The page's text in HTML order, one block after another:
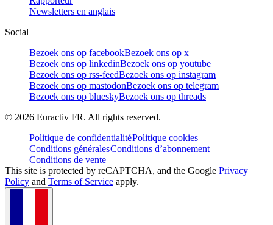
Newsletters en anglais
Social
Bezoek ons op facebookBezoek ons op x
Bezoek ons op linkedinBezoek ons op youtube
Bezoek ons op rss-feedBezoek ons op instagram
Bezoek ons op mastodonBezoek ons op telegram
Bezoek ons op blueskyBezoek ons op threads
© 2026 Euractiv FR. All rights reserved.
Politique de confidentialitéPolitique cookies
Conditions généralesConditions d’abonnement
Conditions de vente
This site is protected by reCAPTCHA, and the Google Privacy
Policy and Terms of Service apply.